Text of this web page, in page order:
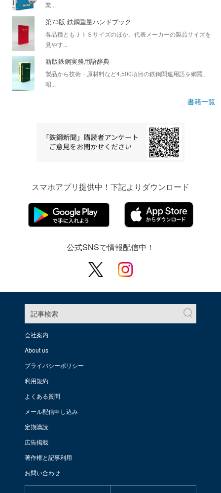
業...
第73版 鉄鋼重量ハンドブック
各品種ともＪＩＳサイズのほか、代表メーカーの製品サイズを
見やす...
新版鉄鋼実務用語辞典
製品から技術・原材料など4,500項目の鉄鋼関連用語を網羅、
昭...
書籍一覧
スマホアプリ提供中！下記よりダウンロード
公式SNSで情報配信中！
記事検索
会社案内
About us
プライバシーポリシー
利用規約
よくある質問
メール配信申し込み
定期購読
広告掲載
著作権と記事利用
お問い合わせ